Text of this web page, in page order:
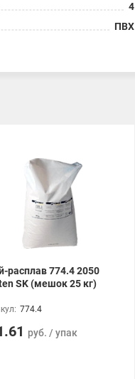
4
ПВХ
расплав 774.4 2050
SK (мешок 25 кг)
774.4
руб. / упак